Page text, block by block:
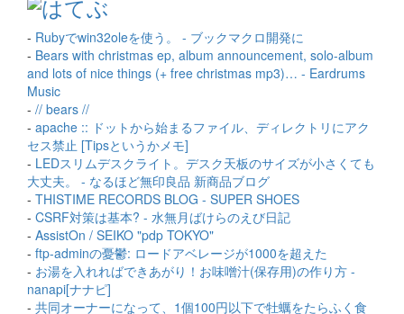
- Rubyでwin32oleを使う。 - ブックマクロ開発に
- Bears with christmas ep, album announcement, solo-album
and lots of nice things (+ free christmas mp3)… - Eardrums
Music
- // bears //
- apache :: ドットから始まるファイル、ディレクトリにアク
セス禁止 [Tipsというかメモ]
- LEDスリムデスクライト。デスク天板のサイズが小さくても
大丈夫。 - なるほど無印良品 新商品ブログ
- THISTIME RECORDS BLOG - SUPER SHOES
- CSRF対策は基本? - 水無月ばけらのえび日記
- AssistOn / SEIKO "pdp TOKYO"
- ftp-adminの憂鬱: ロードアベレージが1000を超えた
- お湯を入れればできあがり！お味噌汁(保存用)の作り方 -
nanapi[ナナピ]
- 共同オーナーになって、1個100円以下で牡蠣をたらふく食